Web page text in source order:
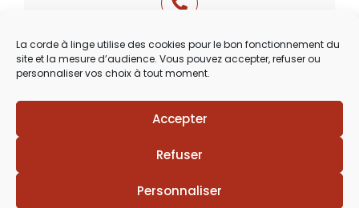
La corde à linge utilise des cookies pour le bon fonctionnement du
site et la mesure d’audience. Vous pouvez accepter, refuser ou
personnaliser vos choix à tout moment.
Accepter
Refuser
Personnaliser
03 29 60 49 17
Du Mardi au Samedi
de 9h30 à 12h00 & de 14h00 à 18h30